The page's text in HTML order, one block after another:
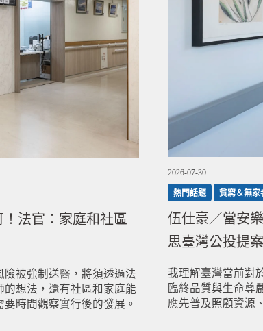
法官：家庭和社區
被強制送醫，將須透過法
想法，還有社區和家庭能
時間觀察實行後的發展。
2026-07-30
熱門話題 貧窮＆無家
伍仕豪／當安
思臺灣公投提案
我理解臺灣當前對
臨終品質與生命尊
應先普及照顧資源